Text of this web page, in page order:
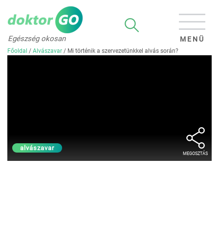
Egészség okosan MENÜ
Főoldal / Alvászavar / Mi történik a szervezetünkkel alvás során?
alvászavar
MEGOSZTÁS